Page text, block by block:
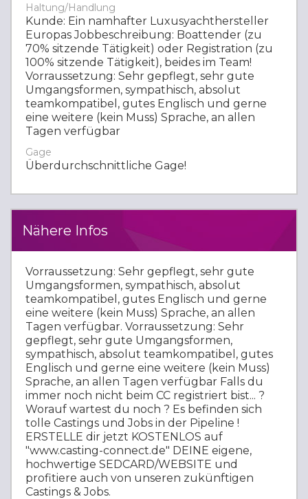
Haltung/Handlung
Kunde: Ein namhafter Luxusyachthersteller
Europas Jobbeschreibung: Boattender (zu
70% sitzende Tätigkeit) oder Registration (zu
100% sitzende Tätigkeit), beides im Team!
Vorraussetzung: Sehr gepflegt, sehr gute
Umgangsformen, sympathisch, absolut
teamkompatibel, gutes Englisch und gerne
eine weitere (kein Muss) Sprache, an allen
Tagen verfügbar
Gage
Überdurchschnittliche Gage!
Nähere Infos
Vorraussetzung: Sehr gepflegt, sehr gute
Umgangsformen, sympathisch, absolut
teamkompatibel, gutes Englisch und gerne
eine weitere (kein Muss) Sprache, an allen
Tagen verfügbar. Vorraussetzung: Sehr
gepflegt, sehr gute Umgangsformen,
sympathisch, absolut teamkompatibel, gutes
Englisch und gerne eine weitere (kein Muss)
Sprache, an allen Tagen verfügbar Falls du
immer noch nicht beim CC registriert bist... ?
Worauf wartest du noch ? Es befinden sich
tolle Castings und Jobs in der Pipeline !
ERSTELLE dir jetzt KOSTENLOS auf
"www.casting-connect.de" DEINE eigene,
hochwertige SEDCARD/WEBSITE und
profitiere auch von unseren zukünftigen
Castings & Jobs.